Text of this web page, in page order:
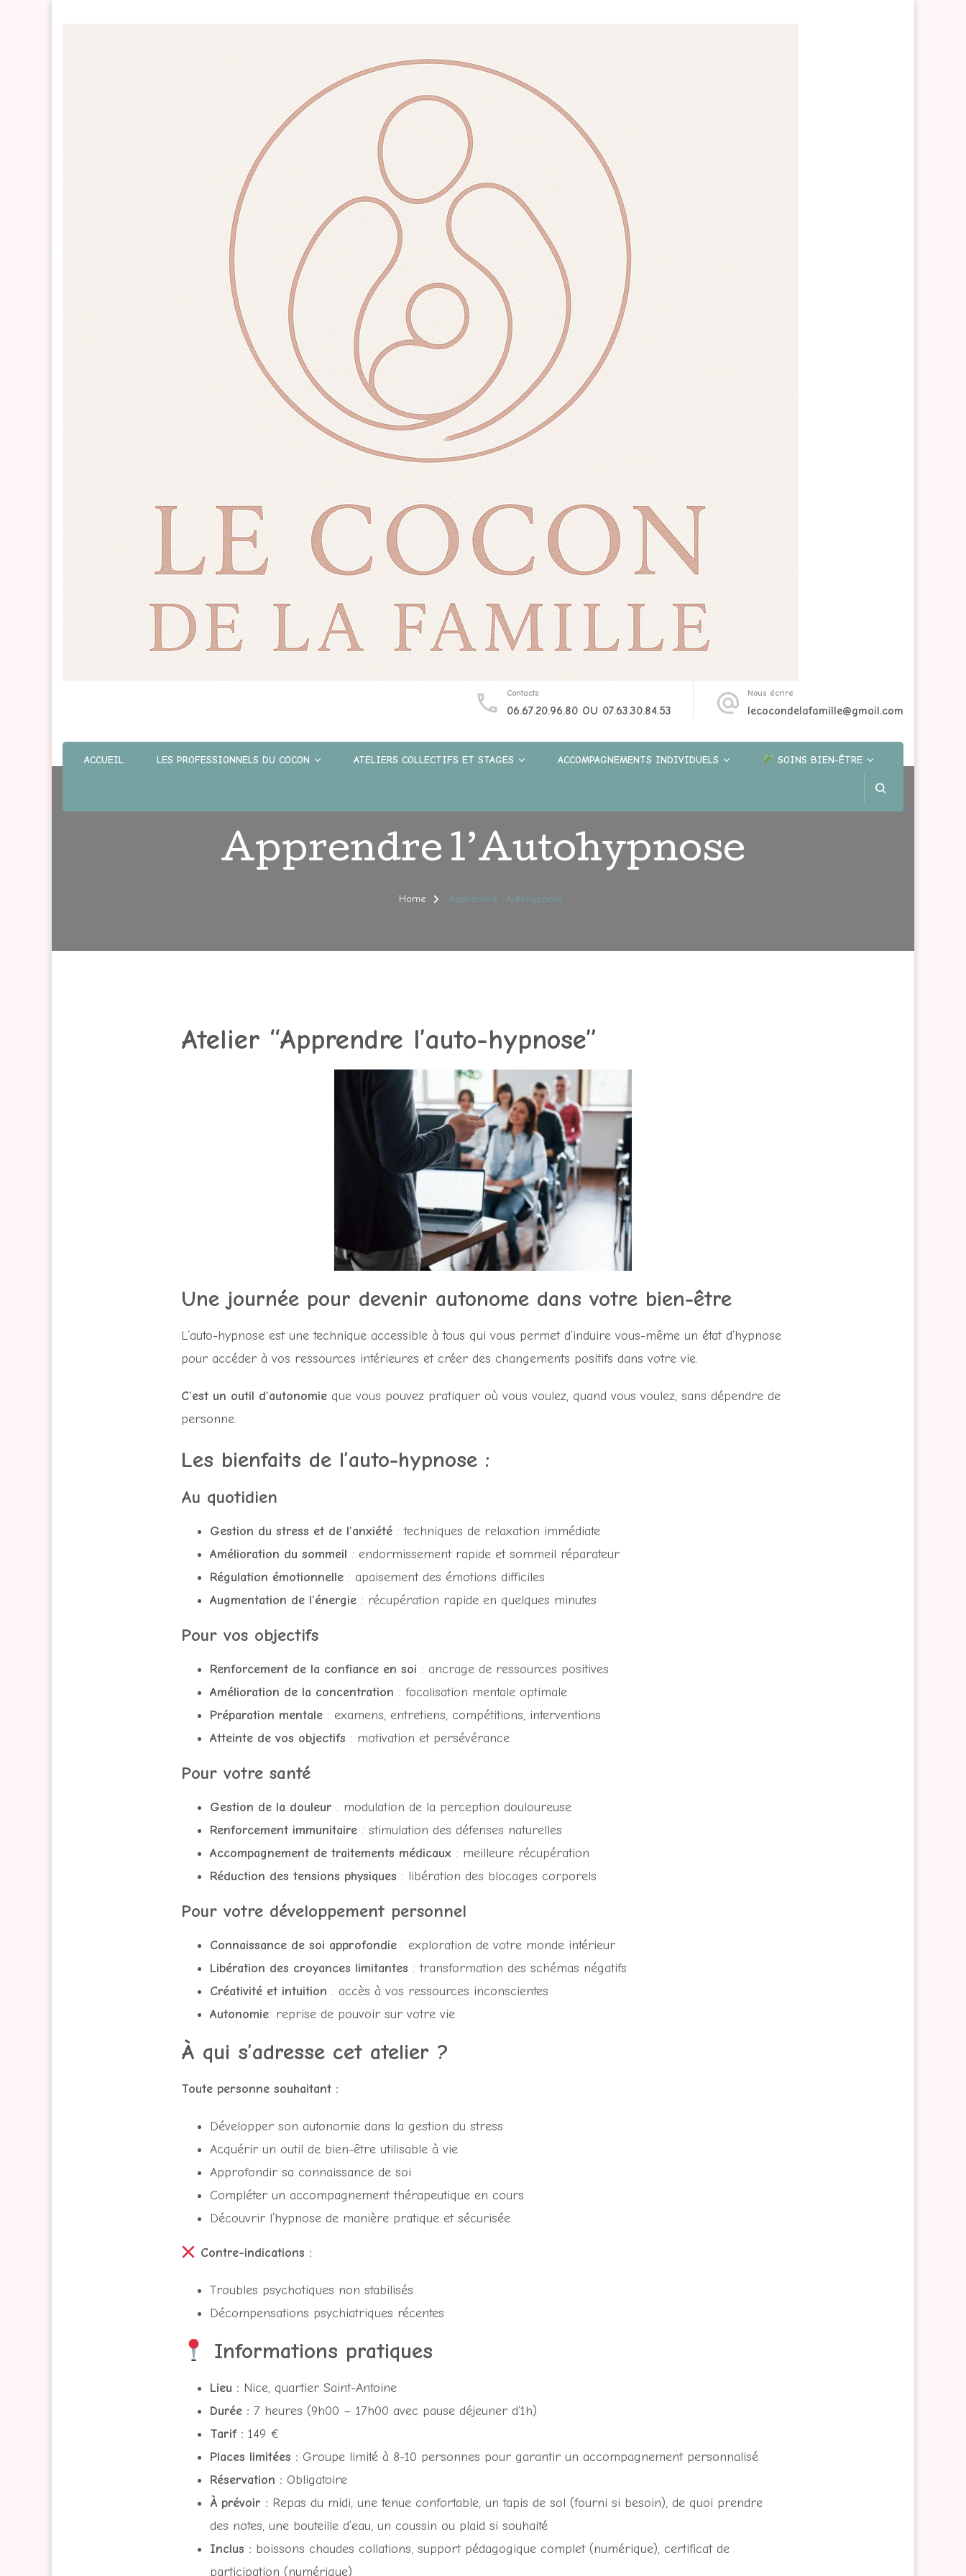
Contacts
06.67.20.96.80 OU 07.63.30.84.53
Nous écrire
lecocondelafamille@gmail.com
ACCUEIL LES PROFESSIONNELS DU COCON ATELIERS COLLECTIFS ET STAGES ACCOMPAGNEMENTS INDIVIDUELS SOINS BIEN-ÊTRE
Apprendre l’Autohypnose
Home Apprendre l’Autohypnose
Atelier “Apprendre l’auto-hypnose”
Une journée pour devenir autonome dans votre bien-être
L’auto-hypnose est une technique accessible à tous qui vous permet d’induire vous-même un état d’hypnose
pour accéder à vos ressources intérieures et créer des changements positifs dans votre vie.
C’est un outil d’autonomie que vous pouvez pratiquer où vous voulez, quand vous voulez, sans dépendre de
personne.
Les bienfaits de l’auto-hypnose :
Au quotidien
Gestion du stress et de l’anxiété : techniques de relaxation immédiate
Amélioration du sommeil : endormissement rapide et sommeil réparateur
Régulation émotionnelle : apaisement des émotions difficiles
Augmentation de l’énergie : récupération rapide en quelques minutes
Pour vos objectifs
Renforcement de la confiance en soi : ancrage de ressources positives
Amélioration de la concentration : focalisation mentale optimale
Préparation mentale : examens, entretiens, compétitions, interventions
Atteinte de vos objectifs : motivation et persévérance
Pour votre santé
Gestion de la douleur : modulation de la perception douloureuse
Renforcement immunitaire : stimulation des défenses naturelles
Accompagnement de traitements médicaux : meilleure récupération
Réduction des tensions physiques : libération des blocages corporels
Pour votre développement personnel
Connaissance de soi approfondie : exploration de votre monde intérieur
Libération des croyances limitantes : transformation des schémas négatifs
Créativité et intuition : accès à vos ressources inconscientes
Autonomie: reprise de pouvoir sur votre vie
À qui s’adresse cet atelier ?
Toute personne souhaitant :
Développer son autonomie dans la gestion du stress
Acquérir un outil de bien-être utilisable à vie
Approfondir sa connaissance de soi
Compléter un accompagnement thérapeutique en cours
Découvrir l’hypnose de manière pratique et sécurisée
Contre-indications :
Troubles psychotiques non stabilisés
Décompensations psychiatriques récentes
Informations pratiques
Lieu : Nice, quartier Saint-Antoine
Durée : 7 heures (9h00 – 17h00 avec pause déjeuner d’1h)
Tarif : 149 €
Places limitées : Groupe limité à 8-10 personnes pour garantir un accompagnement personnalisé
Réservation : Obligatoire
À prévoir : Repas du midi, une tenue confortable, un tapis de sol (fourni si besoin), de quoi prendre
des notes, une bouteille d’eau, un coussin ou plaid si souhaité
Inclus : boissons chaudes collations, support pédagogique complet (numérique), certificat de
participation (numérique)